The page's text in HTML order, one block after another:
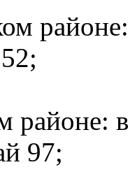
районе:
97;